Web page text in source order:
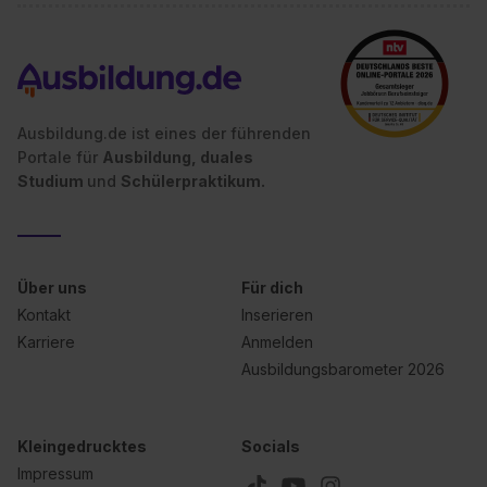
angemessenes Datenschutzniveau (EuGH – Schrems
II). Du kannst die von dir erteilte Einwilligung jederzeit mit
Wirkung für die Zukunft ganz oder teilweise über unsere
Datenschutzerklärung unter dem Punkt „Datenschutz-
Einstellungen“ widerrufen. Weitere Informationen zu den
einzelnen Cookies findest du durch Klick auf „Details
zeigen“. Weitere Informationen:
Ausbildung.de ist eines der führenden
Portale für Ausbildung, duales
Studium und Schülerpraktikum.
Über uns
Kontakt
Karriere
Für dich
Inserieren
Anmelden
Ausbildungsbarometer 2026
Kleingedrucktes
Impressum
Socials